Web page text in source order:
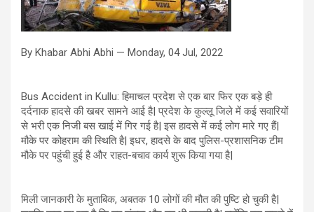
By Khabar Abhi Abhi — Monday, 04 Jul, 2022
Bus Accident in Kullu: हिमाचल प्रदेश से एक बार फिर एक बड़े ही
दर्दनाक हादसे की खबर सामने आई है| प्रदेश के कुल्लू जिले में कई सवारियों
से भरी एक निजी बस खाई में गिर गई है| इस हादसे में कई लोग मारे गए हैं|
मौके पर कोहराम की स्थिति है| इधर, हादसे के बाद पुलिस-प्रशासनिक टीम
मौके पर पहुंची हुई है और राहत-बचाव कार्य शुरू किया गया है|
मिली जानकारी के मुताबिक, अबतक 10 लोगों की मौत की पुष्टि हो चुकी है|